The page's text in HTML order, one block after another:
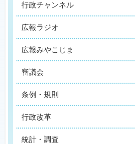
行政チャンネル
広報ラジオ
広報みやこじま
審議会
条例・規則
行政改革
統計・調査